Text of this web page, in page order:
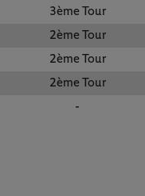
3ème Tour
2ème Tour
2ème Tour
2ème Tour
-